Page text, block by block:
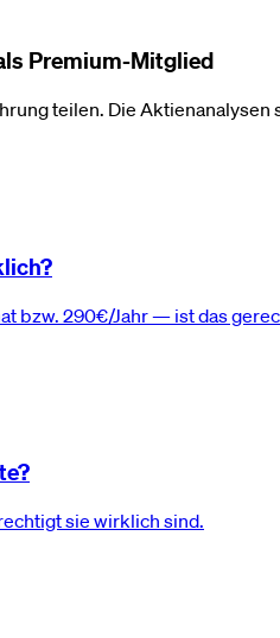
Premium-Mitglied
teilen. Die
bzw. 290€/Jahr — ist das
sie wirklich sind.